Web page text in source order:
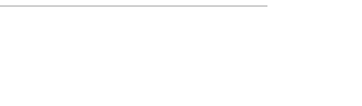
les réglementations. Personnalisez vos